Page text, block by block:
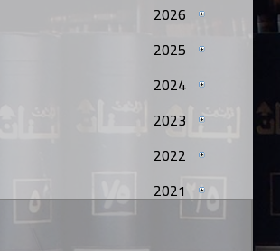
2026
2025
2024
2023
2022
2021